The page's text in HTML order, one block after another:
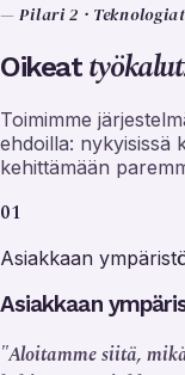
— Pilari 2 ·
Oikeat
Toimimme
ehdoilla: nykyisissä
kehittämään
01
Asiakkaan
Asiakkaan
"Aloitamme siitä,